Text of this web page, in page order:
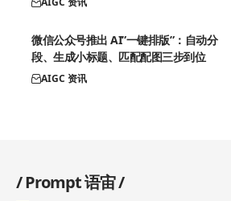
微信公众号推出 AI”一键排版”：自动分
段、生成小标题、匹配配图三步到位
AIGC 资讯
/Prompt 语宙/